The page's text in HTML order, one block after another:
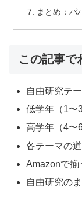
まとめ：パ
この記事で
自由研究テ
低学年（1〜
高学年（4〜
各テーマの
Amazonで揃
自由研究の